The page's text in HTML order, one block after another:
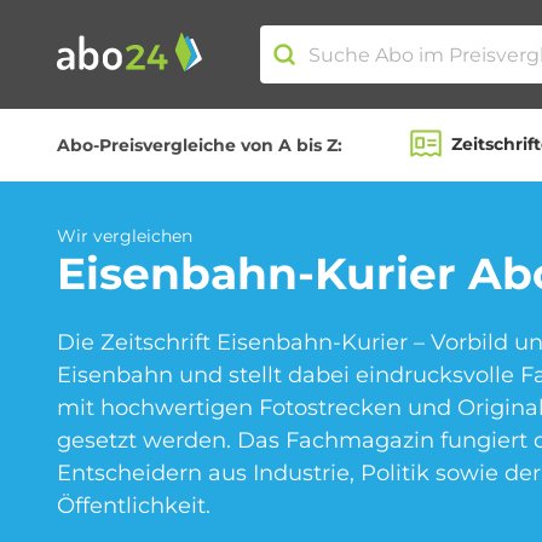
Abo-Preisvergleiche von A bis Z:
Abo-Kategorien
Amazon Spar-Abo
Blumen Abo
Wir vergleichen
Eisenbahn-Kurier
Die Zeitschrift Eisenbahn-Kurier – Vorbild
Eisenbahn und stellt dabei eindrucksvolle
mit hochwertigen Fotostrecken und
gesetzt werden. Das Fachmagazin fungiert
Entscheidern aus Industrie, Politik sowie
Öffentlichkeit.